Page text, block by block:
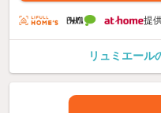
提
リュミエール